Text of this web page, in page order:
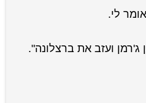
לי.
ועזב את ברצלונה".